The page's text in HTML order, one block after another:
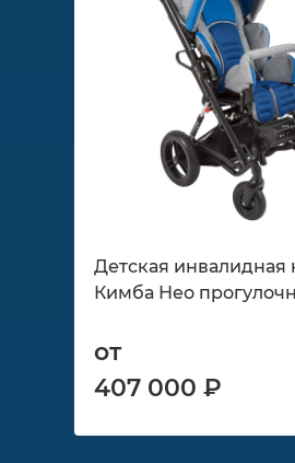
Детская инвалидная
Кимба Нео
от
407 000 ₽